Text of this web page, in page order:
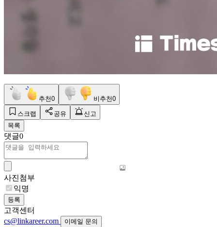
추천0 비추천0
스크랩 공유
신고
목록
댓글0
사진첨부
익명
등록
고객센터
cs@linkareer.com
이메일 문의